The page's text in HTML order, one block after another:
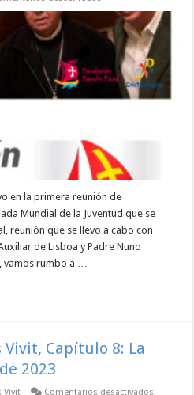
reunión
de
preparación
próxima
JMJ
Lisboa
en la primera reunión de
Mundial de la Juventud que se
reunión que se llevo a cabo con
de Lisboa y Padre Nuno
vamos rumbo a …
Vivit, Capítulo 8: La
2023
Vivit Comentarios desactivados